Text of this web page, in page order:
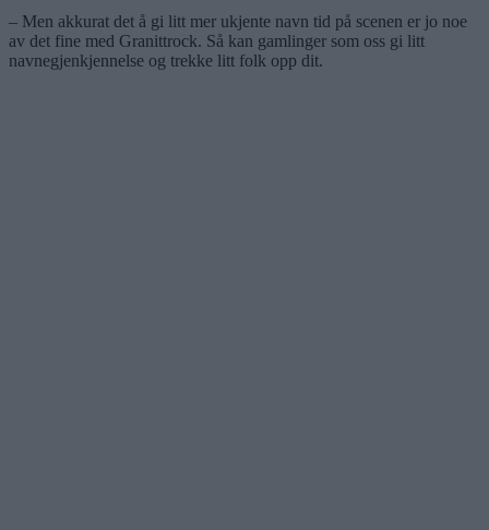
– Men akkurat det å gi litt mer ukjente navn tid på scenen er jo noe
av det fine med Granittrock. Så kan gamlinger som oss gi litt
navnegjenkjennelse og trekke litt folk opp dit.